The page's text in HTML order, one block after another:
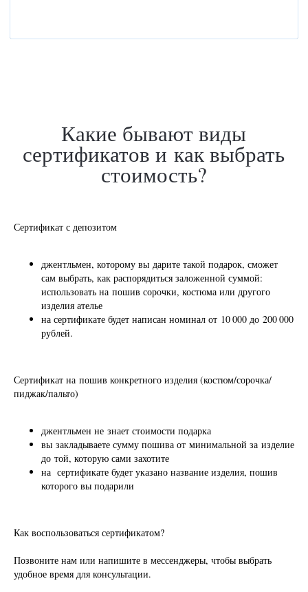
Сертификат с депозитом
джентльмен, которому вы дарите такой подарок, сможет
сам выбрать, как распорядиться заложенной суммой:
использовать на пошив сорочки, костюма или другого
изделия ателье
на сертификате будет написан номинал от 10 000 до 200 000
рублей.
Сертификат на пошив конкретного изделия (костюм/сорочка/
пиджак/пальто)
джентльмен не знает стоимости подарка
вы закладываете сумму пошива от минимальной за изделие
до той, которую сами захотите
на сертификате будет указано название изделия, пошив
которого вы подарили
Как воспользоваться сертификатом?
Позвоните нам или напишите в мессенджеры, чтобы выбрать
удобное время для консультации.